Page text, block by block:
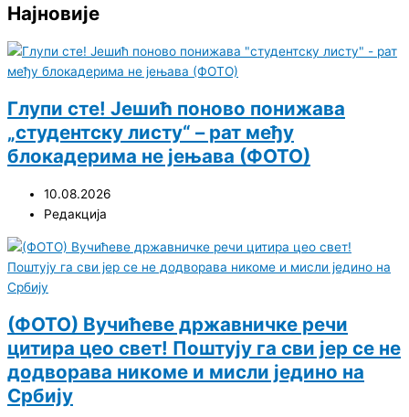
Најновије
Глупи сте! Јешић поново понижава
„студентску листу“ – рат међу
блокадерима не јењава (ФОТО)
10.08.2026
Редакција
(ФОТО) Вучићеве државничке речи
цитира цео свет! Поштују га сви јер се не
додворава никоме и мисли једино на
Србију